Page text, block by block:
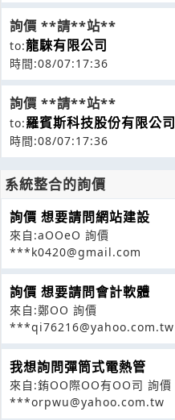
詢價 **請**站**
to:龍騋有限公司
時間:08/07:17:36
詢價 **請**站**
to:羅賓斯科技股份有限公司
時間:08/07:17:36
系統整合的詢價
詢價 想要請問網站建設
來自:aOOeO 詢價
***k0420@gmail.com
詢價 想要請問會計軟體
來自:鄭OO 詢價
***qi76216@yahoo.com.tw
我想詢問彈筒式電熱管
來自:銪OO際OO有OO司 詢價
***orpwu@yahoo.com.tw